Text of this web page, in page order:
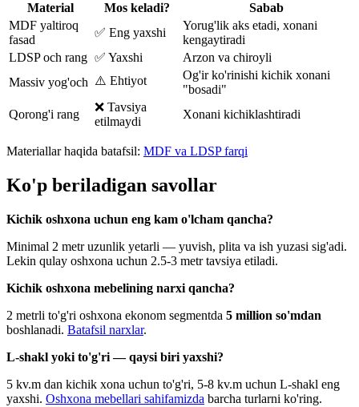
Material Mos keladi?
Sabab
MDF yaltiroq
fasad
✅ Eng yaxshi
Yorug'lik aks etadi, xonani
kengaytiradi
LDSP och rang ✅ Yaxshi
Arzon va chiroyli
Massiv yog'och ⚠️ Ehtiyot
Og'ir ko'rinishi kichik xonani
"bosadi"
Qorong'i rang
❌ Tavsiya
etilmaydi
Xonani kichiklashtiradi
Materiallar haqida batafsil: MDF va LDSP farqi
Ko'p beriladigan savollar
Kichik oshxona uchun eng kam o'lcham qancha?
Minimal 2 metr uzunlik yetarli — yuvish, plita va ish yuzasi sig'adi.
Lekin qulay oshxona uchun 2.5-3 metr tavsiya etiladi.
Kichik oshxona mebelining narxi qancha?
2 metrli to'g'ri oshxona ekonom segmentda 5 million so'mdan
boshlanadi. Batafsil narxlar.
L-shakl yoki to'g'ri — qaysi biri yaxshi?
5 kv.m dan kichik xona uchun to'g'ri, 5-8 kv.m uchun L-shakl eng
yaxshi. Oshxona mebellari sahifamizda barcha turlarni ko'ring.